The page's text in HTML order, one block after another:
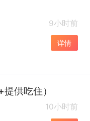
9小时前
详情
供吃住）
10小时前